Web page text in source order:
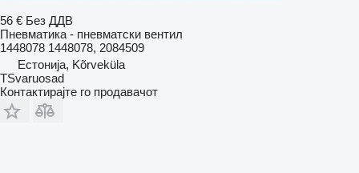
56 € Без ДДВ
Пневматика - пневматски вентил
1448078 1448078, 2084509
Естонија, Kõrveküla
TSvaruosad
Контактирајте го продавачот